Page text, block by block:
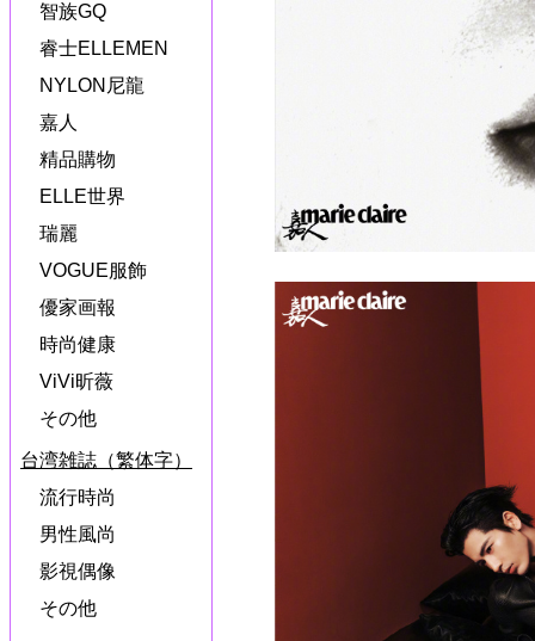
智族GQ
睿士ELLEMEN
NYLON尼龍
嘉人
精品購物
ELLE世界
瑞麗
VOGUE服飾
優家画報
時尚健康
ViVi昕薇
その他
台湾雑誌（繁体字）
流行時尚
男性風尚
影視偶像
その他